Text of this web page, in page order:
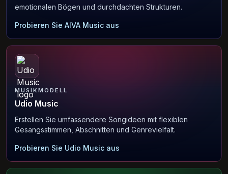
emotionalen Bögen und durchdachten Strukturen.
Probieren Sie AIVA Music aus
MUSIKMODELL
Udio Music
Erstellen Sie umfassendere Songideen mit flexiblen
Gesangsstimmen, Abschnitten und Genrevielfalt.
Probieren Sie Udio Music aus